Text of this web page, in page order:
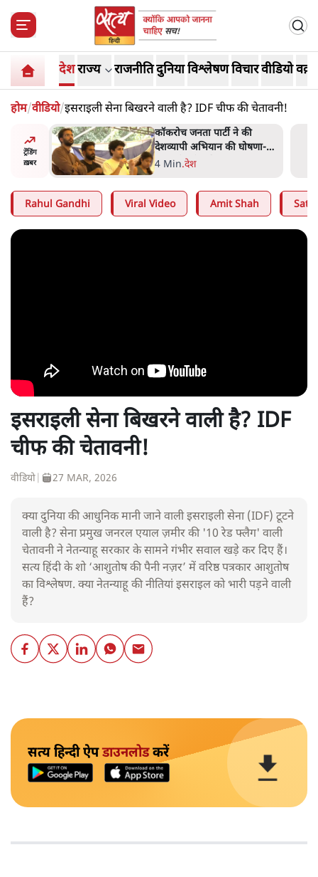
देशराज्य राजनीतिदुनियाविश्लेषणविचारवीडियो
होम/वीडियो/इसराइली सेना बिखरने वाली है? IDF चीफ की चेतावनी!
ट्रेंडिंग
ख़बर
ने
सोरेन का
कॉकरोच जनता पार्टी ने की
देशव्यापी अभियान की घोषणा-
'क्या बोलती पब्लिक'
4 Min.देश
Rahul Gandhi Viral Video Amit Shah
इसराइली सेना बिखरने वाली है? IDF
चीफ की चेतावनी!
वीडियो 27 MAR, 2026
क्या दुनिया की आधुनिक मानी जाने वाली इसराइली सेना (IDF) टूटने
वाली है? सेना प्रमुख जनरल एयाल ज़मीर की '10 रेड फ्लैग' वाली
चेतावनी ने नेतन्याहू सरकार के सामने गंभीर सवाल खड़े कर दिए हैं।
सत्य हिंदी के शो ‘आशुतोष की पैनी नज़र’ में वरिष्ठ पत्रकार आशुतोष
का विश्लेषण. क्या नेतन्याहू की नीतियां इसराइल को भारी पड़ने वाली
हैं?
सत्य हिन्दी ऐपडाउनलोडकरें